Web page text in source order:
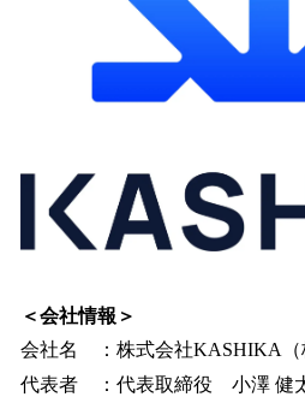
＜会社情報＞
会社名 ：株式会社KASHIKA（
代表者 ：代表取締役 小澤 健太